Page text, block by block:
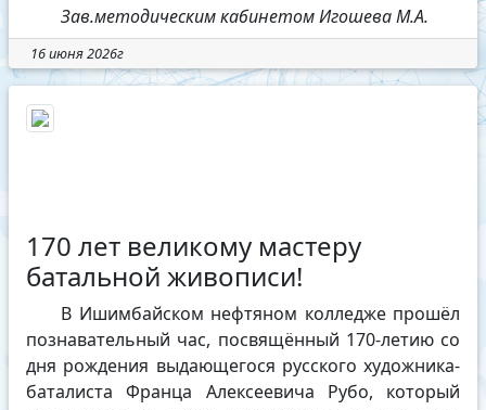
Зав.методическим кабинетом Игошева М.А.
16 июня 2026г
170 лет великому мастеру
батальной живописи!
️В Ишимбайском нефтяном колледже прошёл
познавательный час, посвящённый 170-летию со
дня рождения выдающегося русского художника-
баталиста Франца Алексеевича Рубо, который